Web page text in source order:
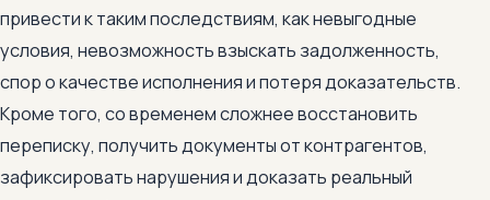
привести к таким последствиям, как невыгодные
условия, невозможность взыскать задолженность,
спор о качестве исполнения и потеря доказательств.
Кроме того, со временем сложнее восстановить
переписку, получить документы от контрагентов,
зафиксировать нарушения и доказать реальный